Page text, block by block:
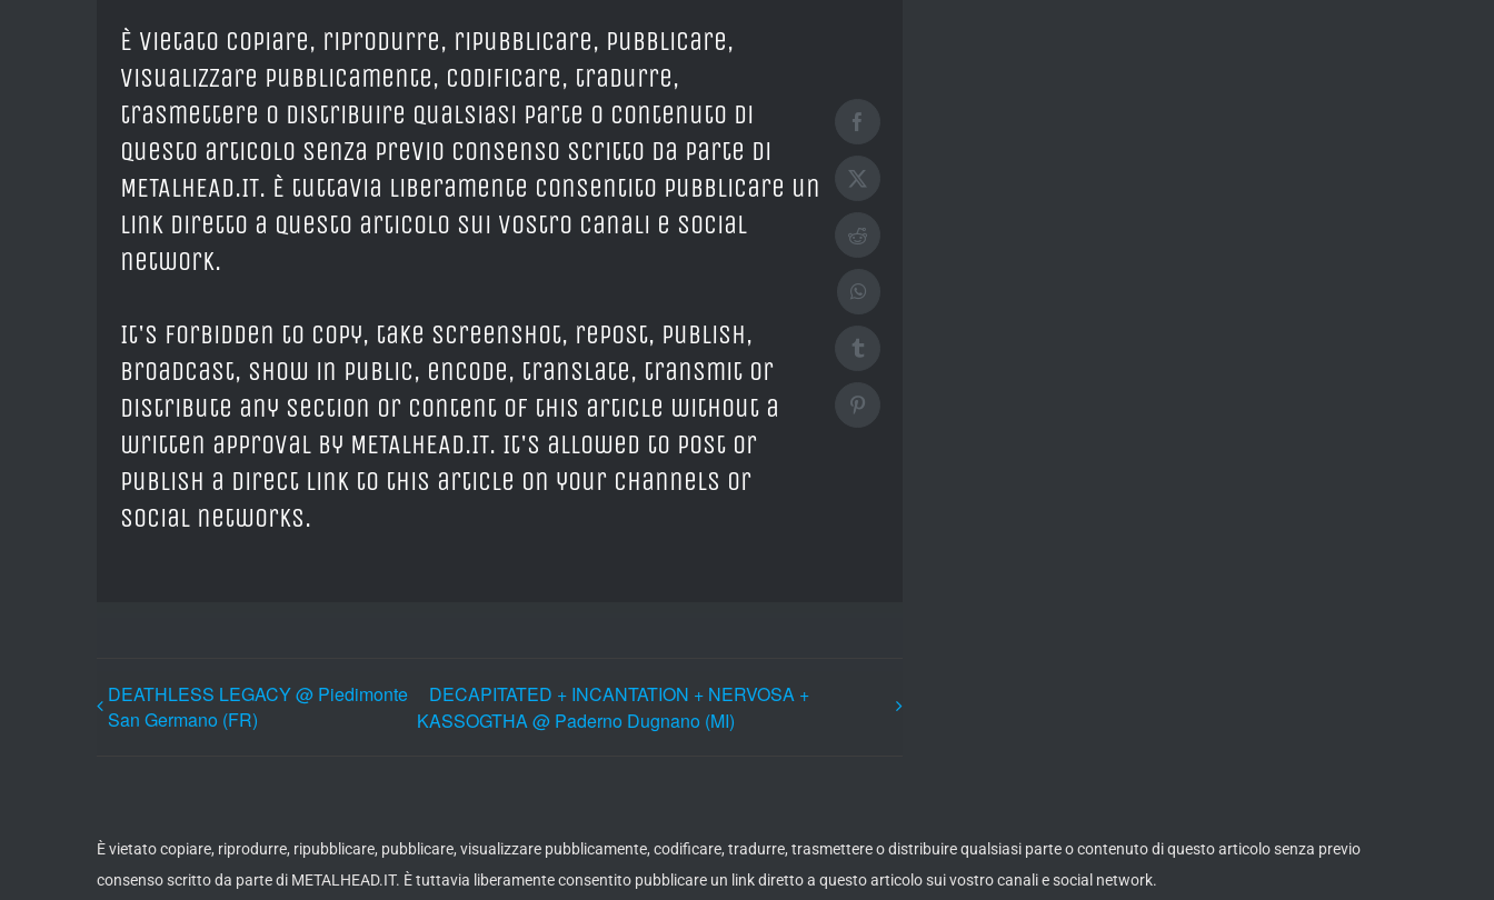
È vietato copiare, riprodurre, ripubblicare, pubblicare,
visualizzare pubblicamente, codificare, tradurre,
trasmettere o distribuire qualsiasi parte o contenuto di
questo articolo senza previo consenso scritto da parte di
METALHEAD.IT. È tuttavia liberamente consentito pubblicare un
link diretto a questo articolo sui vostro canali e social
network.
It's forbidden to copy, take screenshot, repost, publish,
broadcast, show in public, encode, translate, transmit or
distribute any section or content of this article without a
written approval by METALHEAD.IT. It's allowed to post or
publish a direct link to this article on your channels or
social networks.
Facebook
X
Reddit
WhatsApp
Tumblr
Pinterest
DEATHLESS LEGACY @ Piedimonte
San Germano (FR)
DECAPITATED + INCANTATION + NERVOSA +
KASSOGTHA @ Paderno Dugnano (MI)
È vietato copiare, riprodurre, ripubblicare, pubblicare, visualizzare pubblicamente, codificare, tradurre, trasmettere o distribuire qualsiasi parte o contenuto di questo articolo senza previo
consenso scritto da parte di METALHEAD.IT. È tuttavia liberamente consentito pubblicare un link diretto a questo articolo sui vostro canali e social network.